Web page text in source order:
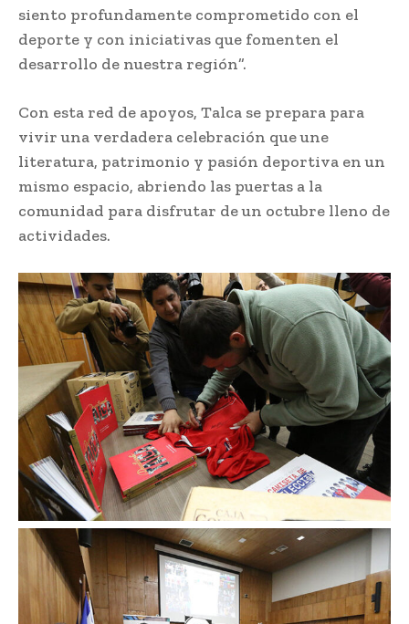
siento profundamente comprometido con el
deporte y con iniciativas que fomenten el
desarrollo de nuestra región”.
Con esta red de apoyos, Talca se prepara para
vivir una verdadera celebración que une
literatura, patrimonio y pasión deportiva en un
mismo espacio, abriendo las puertas a la
comunidad para disfrutar de un octubre lleno de
actividades.